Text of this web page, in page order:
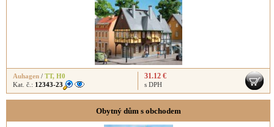
Auhagen / TT, H0
Kat. č.: 12343-23
31.12 €
s DPH
Obytný dům s obchodem